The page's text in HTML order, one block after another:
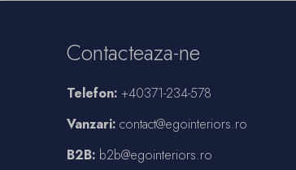
Contacteaza-ne
Telefon: +40371-234-578
Vanzari: contact@egointeriors.ro
B2B: b2b@egointeriors.ro